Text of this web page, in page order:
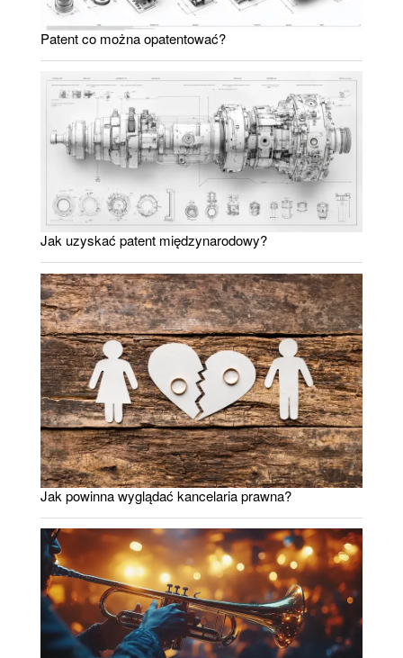
Patent co można opatentować?
Jak uzyskać patent międzynarodowy?
Jak powinna wyglądać kancelaria prawna?